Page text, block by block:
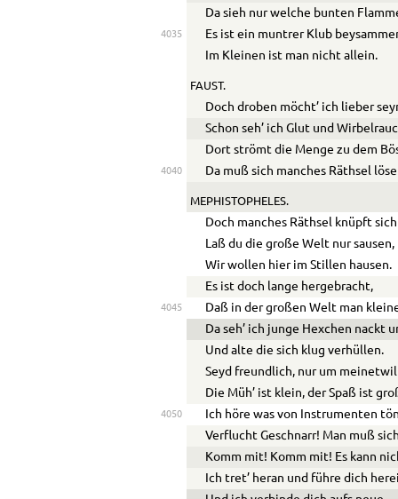
Da sieh nur welche bunten
4035
Es ist ein muntrer Klub
Im Kleinen ist man nicht allein.
FAUST.
Doch droben möcht’ ich lieber
Schon seh’ ich Glut und
Dort strömt die Menge zu dem
4040 Da muß sich manches Räthsel
MEPHISTOPHELES.
Doch manches Räthsel knüpft
Laß du die große Welt nur sausen,
Wir wollen hier im Stillen hausen.
Es ist doch lange hergebracht,
4045
Daß in der großen Welt man
Da seh’ ich junge Hexchen nackt
Und alte die sich klug verhüllen.
Seyd freundlich, nur um
Die Müh’ ist klein, der Spaß ist
4050
Ich höre was von Instrumenten
Verflucht Geschnarr! Man muß
Komm mit! Komm mit! Es kann
Ich tret’ heran und führe dich